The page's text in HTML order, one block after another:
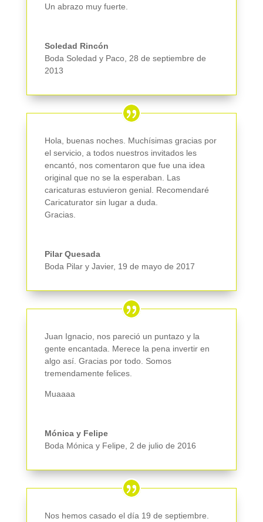
Un abrazo muy fuerte.
Soledad Rincón
Boda Soledad y Paco, 28 de septiembre de
2013
Hola, buenas noches. Muchísimas gracias por
el servicio, a todos nuestros invitados les
encantó, nos comentaron que fue una idea
original que no se la esperaban. Las
caricaturas estuvieron genial. Recomendaré
Caricaturator sin lugar a duda.
Gracias.
Pilar Quesada
Boda Pilar y Javier, 19 de mayo de 2017
Juan Ignacio, nos pareció un puntazo y la
gente encantada. Merece la pena invertir en
algo así. Gracias por todo. Somos
tremendamente felices.
Muaaaa
Mónica y Felipe
Boda Mónica y Felipe
2 de julio de 2016
Nos hemos casado el día 19 de septiembre.